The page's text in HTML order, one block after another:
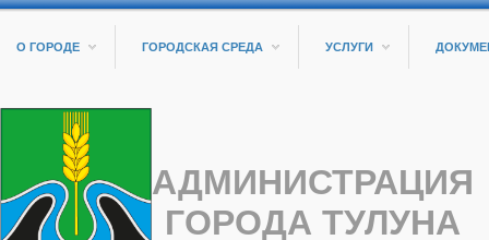
О ГОРОДЕ ГОРОДСКАЯ СРЕДА УСЛУГИ
АДМИНИСТРАЦИЯ
ГОРОДА ТУЛУНА